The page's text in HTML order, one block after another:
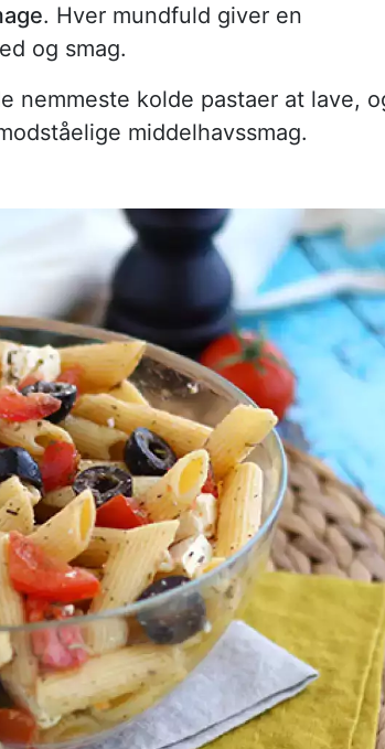
. Hver mundfuld giver en
og smag.
nemmeste kolde pastaer at lave,
middelhavssmag.